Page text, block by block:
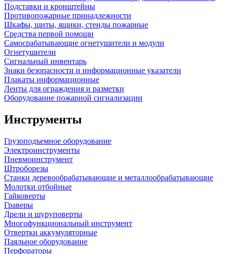
Подставки и кронштейны
Противопожарные принадлежности
Шкафы, щиты, ящики, стенды пожарные
Средства первой помощи
Самосрабатывающие огнетушители и модули
Огнетушители
Сигнальный инвентарь
Знаки безопасности и информационные указатели
Плакаты информационные
Ленты для ограждения и разметки
Оборудование пожарной сигнализации
Инструменты
Грузоподъемное оборудование
Электроинструменты
Пневмоинструмент
Штроборезы
Станки деревообрабатывающие и металлообрабатывающие
Молотки отбойные
Гайковерты
Граверы
Дрели и шуруповерты
Многофункциональный инструмент
Отвертки аккумуляторные
Паяльное оборудование
Перфораторы